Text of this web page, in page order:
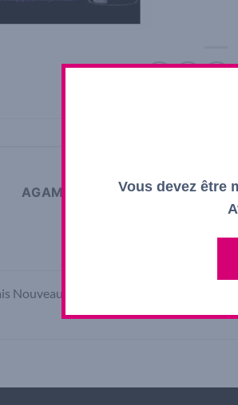
AGAMY SHOP
Nouveau Le Soly sans sulfites Rouge
Vous devez être